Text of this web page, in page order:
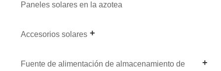
Paneles solares en la azotea
Accesorios solares
Fuente de alimentación de almacenamiento de